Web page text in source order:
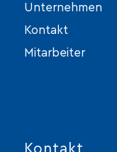
Unternehmen
Kontakt
Mitarbeiter